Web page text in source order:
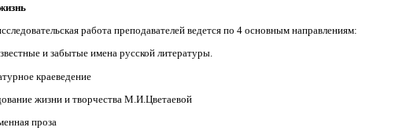
работа преподавателей ведется по 4 основным направлениям:
и забытые имена русской литературы.
краеведение
жизни и творчества М.И.Цветаевой
проза